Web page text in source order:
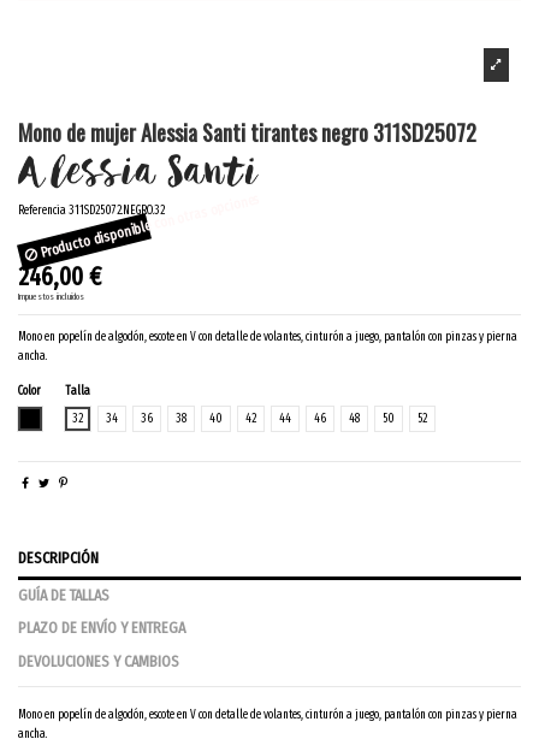
Mono de mujer Alessia Santi tirantes negro 311SD25072
Referencia311SD25072.NEGRO.32
Producto disponible con otras opciones
246,00 €
Impuestos incluidos
Mono en popelín de algodón, escote en V con detalle de volantes, cinturón a juego, pantalón con pinzas y pierna
ancha.
Color
Talla
32
34 36 38 40 42 44 46 48 50 52
DESCRIPCIÓN
GUÍA DE TALLAS
PLAZO DE ENVÍO Y ENTREGA
DEVOLUCIONES Y CAMBIOS
Mono en popelín de algodón, escote en V con detalle de volantes, cinturón a juego, pantalón con pinzas y pierna
ancha.